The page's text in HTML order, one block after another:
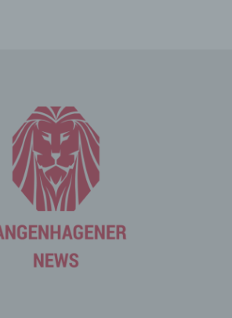
Versionen, (2) das vom zugreifenden
Betriebssystem, (3) die
welcher ein zugreifendes System auf
gelangt (sogenannte Referrer), (4)
welche über ein zugreifendes
Internetseite angesteuert werden,
Internet-Protokoll-Adresse (IP-
Internet-Service-Provider des
und (8) sonstige ähnliche Daten